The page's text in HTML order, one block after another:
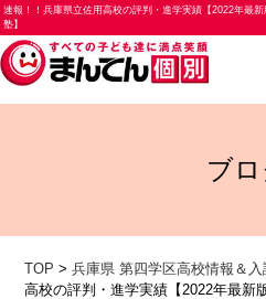
速報！！兵庫県立佐用高校の評判・進学実績【2022年最
塾】
ブ
TOP >兵庫県 第四学区高校情報＆入
高校の評判・進学実績【2022年最新版